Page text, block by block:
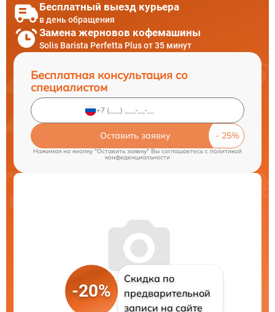
Бесплатный выезд курьера
в день обращения
Замена жерновов кофемашины
Solis Barista Perfetta Plus от 35 минут
Бесплатная консультация со
специалистом
Оставить заявку
Нажимая на кнопку "Оставить заявку" Вы соглашаетесь cполитикой
конфиденциальности
-20%
Скидка по
предварительной
записи на сайте